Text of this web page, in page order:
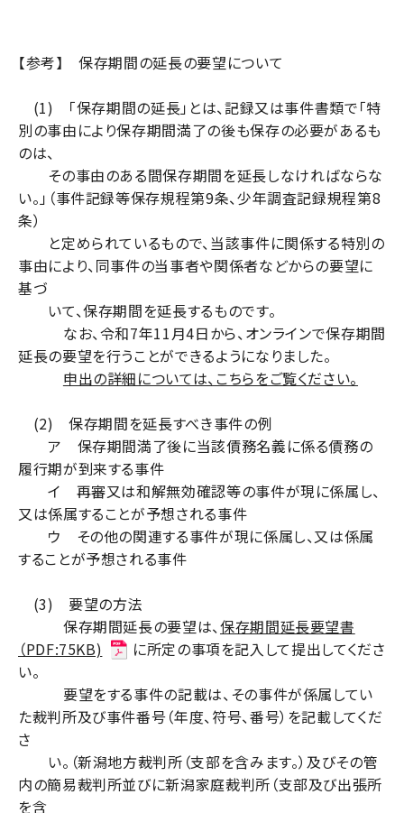
【参考】 保存期間の延長の要望について
(1) 「保存期間の延長」とは、記録又は事件書類で「特
別の事由により保存期間満了の後も保存の必要があるも
のは、
その事由のある間保存期間を延長しなければならな
い。」（事件記録等保存規程第9条、少年調査記録規程第8
条）
と定められているもので、当該事件に関係する特別の
事由により、同事件の当事者や関係者などからの要望に
基づ
いて、保存期間を延長するものです。
なお、令和7年11月4日から、オンラインで保存期間
延長の要望を行うことができるようになりました。
申出の詳細については、こちらをご覧ください。
(2) 保存期間を延長すべき事件の例
ア 保存期間満了後に当該債務名義に係る債務の
履行期が到来する事件
イ 再審又は和解無効確認等の事件が現に係属し、
又は係属することが予想される事件
ウ その他の関連する事件が現に係属し、又は係属
することが予想される事件
(3) 要望の方法
保存期間延長の要望は、保存期間延長要望書
（PDF:75KB)
に所定の事項を記入して提出してくださ
い。
要望をする事件の記載は、その事件が係属してい
た裁判所及び事件番号（年度、符号、番号）を記載してくだ
さ
い。（新潟地方裁判所（支部を含みます。）及びその管
内の簡易裁判所並びに新潟家庭裁判所（支部及び出張所
を含